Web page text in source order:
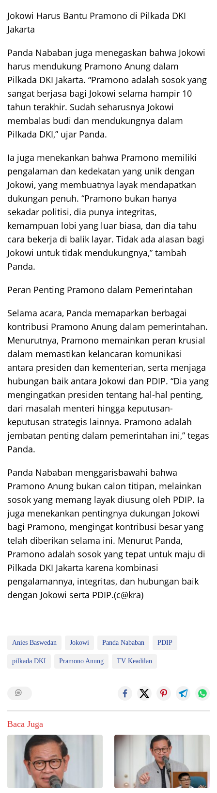
Jokowi Harus Bantu Pramono di Pilkada DKI
Jakarta
Panda Nababan juga menegaskan bahwa Jokowi
harus mendukung Pramono Anung dalam
Pilkada DKI Jakarta. “Pramono adalah sosok yang
sangat berjasa bagi Jokowi selama hampir 10
tahun terakhir. Sudah seharusnya Jokowi
membalas budi dan mendukungnya dalam
Pilkada DKI,” ujar Panda.
Ia juga menekankan bahwa Pramono memiliki
pengalaman dan kedekatan yang unik dengan
Jokowi, yang membuatnya layak mendapatkan
dukungan penuh. “Pramono bukan hanya
sekadar politisi, dia punya integritas,
kemampuan lobi yang luar biasa, dan dia tahu
cara bekerja di balik layar. Tidak ada alasan bagi
Jokowi untuk tidak mendukungnya,” tambah
Panda.
Peran Penting Pramono dalam Pemerintahan
Selama acara, Panda memaparkan berbagai
kontribusi Pramono Anung dalam pemerintahan.
Menurutnya, Pramono memainkan peran krusial
dalam memastikan kelancaran komunikasi
antara presiden dan kementerian, serta menjaga
hubungan baik antara Jokowi dan PDIP. “Dia yang
mengingatkan presiden tentang hal-hal penting,
dari masalah menteri hingga keputusan-
keputusan strategis lainnya. Pramono adalah
jembatan penting dalam pemerintahan ini,” tegas
Panda.
Panda Nababan menggarisbawahi bahwa
Pramono Anung bukan calon titipan, melainkan
sosok yang memang layak diusung oleh PDIP. Ia
juga menekankan pentingnya dukungan Jokowi
bagi Pramono, mengingat kontribusi besar yang
telah diberikan selama ini. Menurut Panda,
Pramono adalah sosok yang tepat untuk maju di
Pilkada DKI Jakarta karena kombinasi
pengalamannya, integritas, dan hubungan baik
dengan Jokowi serta PDIP.(c@kra)
Anies Baswedan Jokowi Panda Nababan PDIP
pilkada DKI Pramono Anung TV Keadilan
Baca Juga